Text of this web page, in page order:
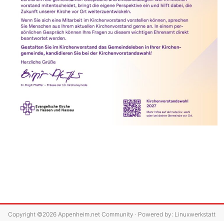
Copyright ©2026Appenheim.net Community · Powered by: Linuxwerkstatt